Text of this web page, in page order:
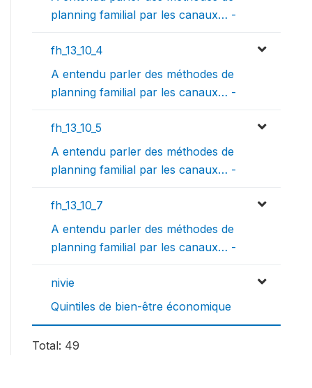
planning familial par les canaux… -
fh_13_10_4
A entendu parler des méthodes de
planning familial par les canaux… -
fh_13_10_5
A entendu parler des méthodes de
planning familial par les canaux… -
fh_13_10_7
A entendu parler des méthodes de
planning familial par les canaux… -
nivie
Quintiles de bien-être économique
Total: 49